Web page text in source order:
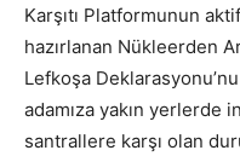
Karşıtı Platformunun aktif
hazırlanan Nükleerden
Lefkoşa
adamıza yakın yerlerde
santrallere karşı olan